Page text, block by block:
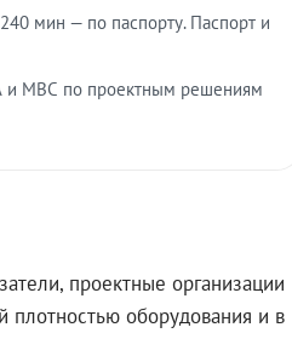
мин — по паспорту. Паспорт и
и МВС по проектным решениям
проектные организации
плотностью оборудования и в